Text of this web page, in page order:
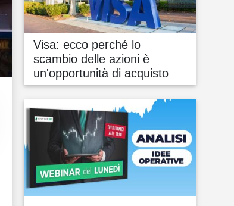
Visa: ecco perché lo
scambio delle azioni è
un'opportunità di acquisto